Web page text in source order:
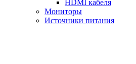
HDMI кабеля
Мониторы
Источники питания